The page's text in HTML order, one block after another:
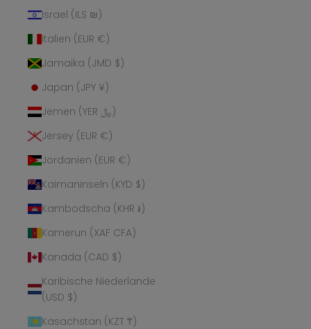
Israel (ILS ₪)
Italien (EUR €)
Jamaika (JMD $)
Japan (JPY ¥)
Jemen (YER ﷼)
Jersey (EUR €)
Jordanien (EUR €)
Kaimaninseln (KYD $)
Kambodscha (KHR ៛)
Kamerun (XAF CFA)
Kanada (CAD $)
Karibische Niederlande
(USD $)
Kasachstan (KZT ₸)